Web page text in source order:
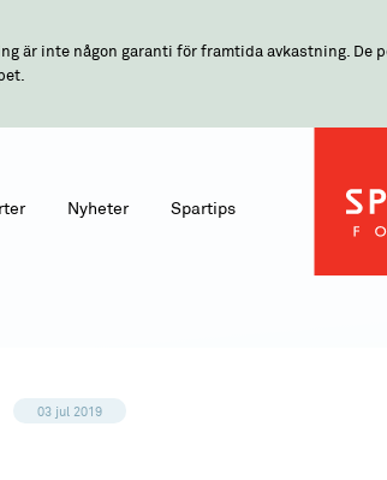
är inte någon garanti för framtida avkastning. De
Nyheter Spartips
03 jul 2019